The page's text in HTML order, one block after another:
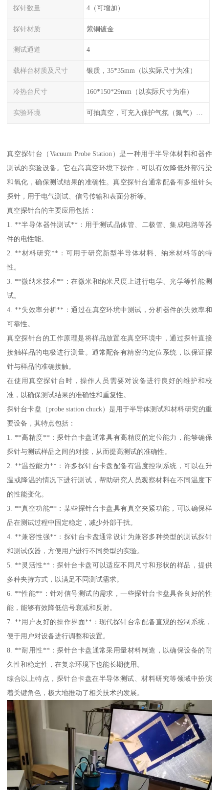
探针数量 4（可增加）
探针材质 紫铜镀金
测试通道 4
载样台材质及尺寸 银质，35*35mm（以实际尺寸为准）
冷热台尺寸 160*150*29mm（以实际尺寸为准）
实验环境
真空探针台（Vacuum Probe Station）是一种用于半导体材料和器件
测试的实验设备。它在高真空环境下操作，可以有效降低外部污染
和氧化，确保测试结果的准确性。真空探针台通常配备有多组针头
探针，用于电气测试、信号传输和表面分析等。
真空探针台的主要应用包括：
1. **半导体器件测试**：用于测试晶体管、二极管、集成电路等器
件的电性能。
2. **材料研究**：可用于研究新型半导体材料、纳米材料等的特
性。
3. **微纳米技术**：在微米和纳米尺度上进行电学、光学等性能测
试。
4. **失效率分析**：通过在真空环境中测试，分析器件的失效率和
可靠性。
真空探针台的工作原理是将样品放置在真空环境中，通过探针直接
接触样品的电极进行测量。通常配备有精密的定位系统，以保证探
针与样品的准确接触。
在使用真空探针台时，操作人员需要对设备进行良好的维护和校
准，以确保测试结果的准确性和重复性。
探针台卡盘（probe station chuck）是用于半导体测试和材料研究的重
要设备，其特点包括：
1. **高精度**：探针台卡盘通常具有高精度的定位能力，能够确保
探针与测试样品之间的对接，从而提高测试的准确性。
2. **温控能力**：许多探针台卡盘配备有温度控制系统，可以在升
温或降温的情况下进行测试，帮助研究人员观察材料在不同温度下
的性能变化。
3. **真空功能**：某些探针台卡盘具有真空夹紧功能，可以确保样
品在测试过程中固定稳定，减少外部干扰。
4. **兼容性强**：探针台卡盘通常设计为兼容多种类型的测试探针
和测试仪器，方便用户进行不同类型的实验。
5. **灵活性**：探针台卡盘可以适应不同尺寸和形状的样品，提供
多种夹持方式，以满足不同测试需求。
6. **性能**：针对信号测试的需求，一些探针台卡盘具备良好的性
能，能够有效降低信号衰减和反射。
7. **用户友好的操作界面**：现代探针台常配备直观的控制系统，
便于用户对设备进行调整和设置。
8. **耐用性**：探针台卡盘通常采用量材料制造，以确保设备的耐
久性和稳定性，在复杂环境下也能长期使用。
综合以上特点，探针台卡盘在半导体测试、材料研究等领域中扮演
着关键角色，极大地推动了相关技术的发展。